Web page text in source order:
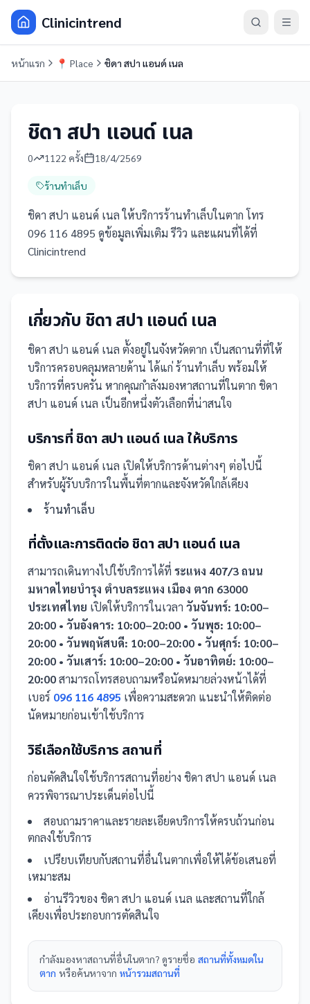
Clinicintrend
หน้าแรก 📍 Place ชิดา สปา แอนด์ เนล
ชิดา สปา แอนด์ เนล
0 1122 ครั้ง 18/4/2569
ร้านทำเล็บ
ชิดา สปา แอนด์ เนล ให้บริการร้านทำเล็บในตาก โทร
096 116 4895 ดูข้อมูลเพิ่มเติม รีวิว และแผนที่ได้ที่
Clinicintrend
เกี่ยวกับ ชิดา สปา แอนด์ เนล
ชิดา สปา แอนด์ เนล ตั้งอยู่ในจังหวัดตาก เป็นสถานที่ที่ให้
บริการครอบคลุมหลายด้าน ได้แก่ ร้านทำเล็บ พร้อมให้
บริการที่ครบครัน หากคุณกำลังมองหาสถานที่ในตาก ชิดา
สปา แอนด์ เนล เป็นอีกหนึ่งตัวเลือกที่น่าสนใจ
บริการที่ชิดา สปา แอนด์ เนล ให้บริการ
ชิดา สปา แอนด์ เนล เปิดให้บริการด้านต่างๆ ต่อไปนี้
สำหรับผู้รับบริการในพื้นที่ตากและจังหวัดใกล้เคียง
ร้านทำเล็บ
ที่ตั้งและการติดต่อชิดา สปา แอนด์ เนล
สามารถเดินทางไปใช้บริการได้ที่ ระแหง 407/3 ถนน
มหาดไทยบำรุง ตำบลระแหง เมือง ตาก 63000
ประเทศไทย เปิดให้บริการในเวลา วันจันทร์: 10:00–
20:00 • วันอังคาร: 10:00–20:00 • วันพุธ: 10:00–
20:00 • วันพฤหัสบดี: 10:00–20:00 • วันศุกร์: 10:00–
20:00 • วันเสาร์: 10:00–20:00 • วันอาทิตย์: 10:00–
20:00สามารถโทรสอบถามหรือนัดหมายล่วงหน้าได้ที่
เบอร์ 096 116 4895 เพื่อความสะดวก แนะนำให้ติดต่อ
นัดหมายก่อนเข้าใช้บริการ
วิธีเลือกใช้บริการ สถานที่
ก่อนตัดสินใจใช้บริการสถานที่อย่าง ชิดา สปา แอนด์ เนล
ควรพิจารณาประเด็นต่อไปนี้
สอบถามราคาและรายละเอียดบริการให้ครบถ้วนก่อน
ตกลงใช้บริการ
เปรียบเทียบกับสถานที่อื่นในตากเพื่อให้ได้ข้อเสนอที่
เหมาะสม
อ่านรีวิวของ ชิดา สปา แอนด์ เนล และสถานที่ใกล้
เคียงเพื่อประกอบการตัดสินใจ
กำลังมองหาสถานที่อื่นในตาก? ดูรายชื่อ สถานที่ทั้งหมดใน
ตาก หรือค้นหาจาก หน้ารวมสถานที่